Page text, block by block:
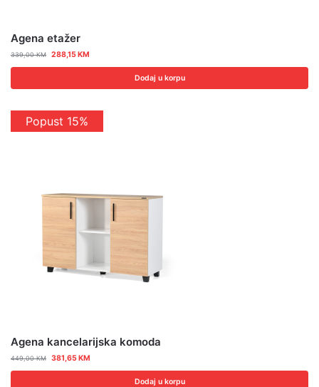
Agena etažer
339,00KM 288,15KM
Dodaj u korpu
Popust 15%
Agena kancelarijska komoda
449,00KM 381,65KM
Dodaj u korpu